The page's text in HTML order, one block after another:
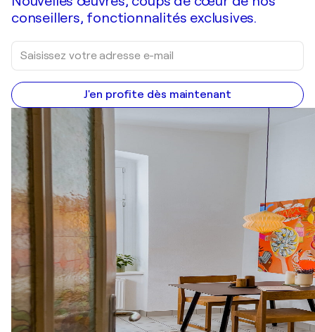
conseillers, fonctionnalités exclusives.
J'en profite dès maintenant